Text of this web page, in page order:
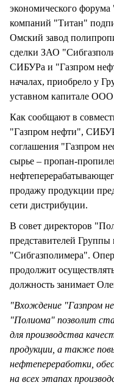
экономического
компаний "Титан"
Омский завод
сделки ЗАО
СИБУРа и "Газпром
началах, приобрело у
уставном капитале
Как сообщают в
"Газпром нефти",
соглашения "Газпром
сырье – пропан-
продажу продукции
сети дистрибуции.
В совет директоров
представителей
"Сибгазполимера".
продолжит
должность занимает
"Вхождение "Газпром
"Полиома" позволит
для производства
продукции, а также
нефтепереработки,
на всех этапах